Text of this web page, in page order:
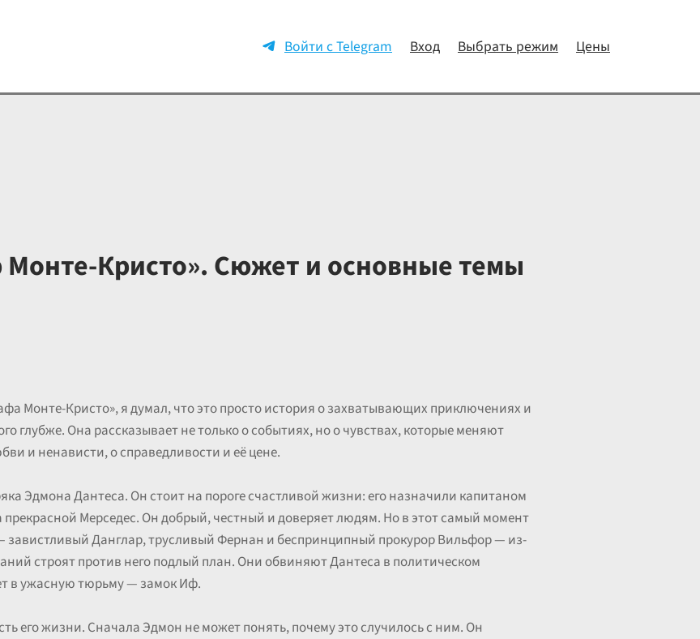
Войти с Telegram Вход Выбрать режим Цены
Кристо». Сюжет и основные темы
Монте-Кристо», я думал, что это просто история о захватывающих приключениях и
глубже. Она рассказывает не только о событиях, но о чувствах, которые меняют
и ненависти, о справедливости и её цене.
Эдмона Дантеса. Он стоит на пороге счастливой жизни: его назначили капитаном
прекрасной Мерседес. Он добрый, честный и доверяет людям. Но в этот самый момент
завистливый Данглар, трусливый Фернан и беспринципный прокурор Вильфор — из-
строят против него подлый план. Они обвиняют Дантеса в политическом
в ужасную тюрьму — замок Иф.
его жизни. Сначала Эдмон не может понять, почему это случилось с ним. Он